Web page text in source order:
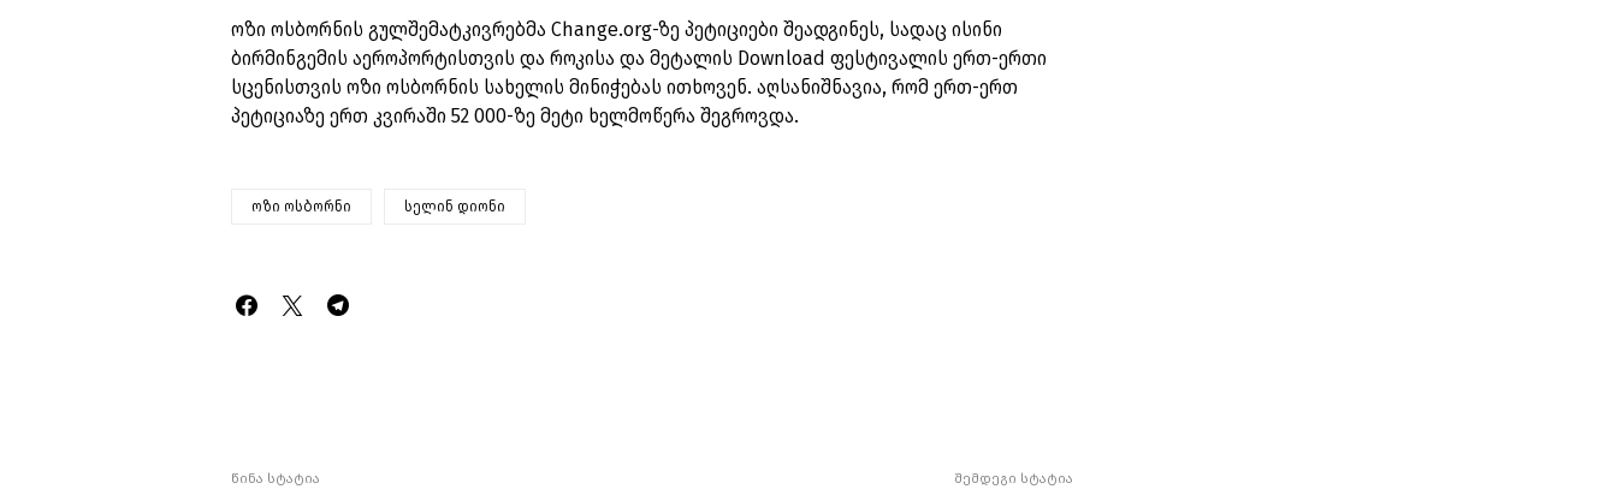
ოზი ოსბორნის გულშემატკივრებმა Change.org‑ზე პეტიციები შეადგინეს, სადაც ისინი
ბირმინგემის აეროპორტისთვის და როკისა და მეტალის Download ფესტივალის ერთ-ერთი
სცენისთვის ოზი ოსბორნის სახელის მინიჭებას ითხოვენ. აღსანიშნავია, რომ ერთ-ერთ
პეტიციაზე ერთ კვირაში 52 000-ზე მეტი ხელმოწერა შეგროვდა.
ოზი ოსბორნი სელინ დიონი
წინა სტატია შემდეგი სტატია